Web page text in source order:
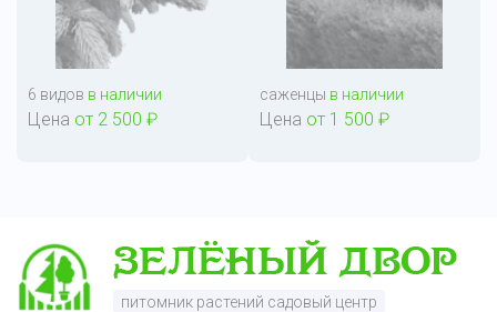
6 видов в наличии
Цена от 2 500 ₽
саженцы в наличии
Цена от 1 500 ₽
питомник растений садовый центр